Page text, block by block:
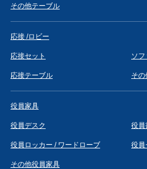
その他テーブル
応接 /ロビー
応接セット ソフ
応接テーブル その
役員家具
役員デスク 役員
役員ロッカー / ワードローブ 役員
その他役員家具